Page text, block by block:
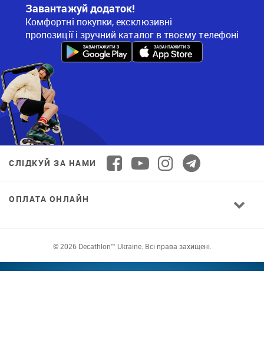
Завантажуй додаток!
Комфортні покупки, ексклюзивні
пропозиції і зручний каталог в твоєму телефоні
СЛІДКУЙ ЗА НАМИ
ОПЛАТА ОНЛАЙН
© 2026 Decathlon™ Ukraine. Всі права захищені.